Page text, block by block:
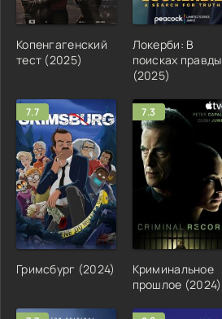
Копенгагенский
тест (2025)
Локерби: В
поисках правды
(2025)
7.7
Гримсбург (2024)
7.3
Криминальное
прошлое (2024)